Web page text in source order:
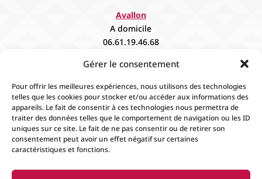
Gérer le consentement
Pour offrir les meilleures expériences, nous utilisons des technologies
telles que les cookies pour stocker et/ou accéder aux informations des
appareils. Le fait de consentir à ces technologies nous permettra de
traiter des données telles que le comportement de navigation ou les ID
uniques sur ce site. Le fait de ne pas consentir ou de retirer son
consentement peut avoir un effet négatif sur certaines
caractéristiques et fonctions.
Avallon
A domicile
06.61.19.46.68
Sur rendez vous
Accueil Contact Boutique Événements